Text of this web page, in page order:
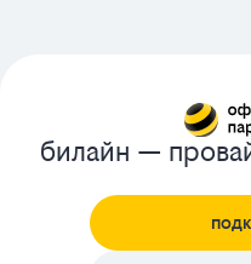
билайн —